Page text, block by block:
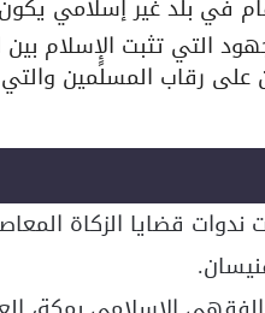
في بلد غير إسلامي يكون
التي تثبت الإٍسلام بين
على رقاب المسلمين